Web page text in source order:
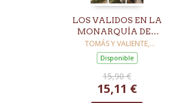
LOS VALIDOS EN LA
MONARQUÍA DEL
SIGLO XVII
TOMÁS Y VALIENTE,
FRANCISCO
Disponible
15,90 €
15,11 €